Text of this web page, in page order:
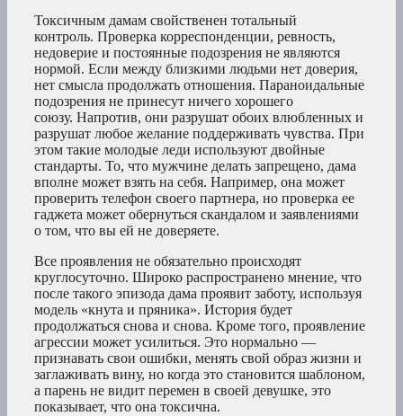
Токсичным дамам свойственен тотальный
контроль. Проверка корреспонденции, ревность,
недоверие и постоянные подозрения не являются
нормой. Если между близкими людьми нет доверия,
нет смысла продолжать отношения. Параноидальные
подозрения не принесут ничего хорошего
союзу. Напротив, они разрушат обоих влюбленных и
разрушат любое желание поддерживать чувства. При
этом такие молодые леди используют двойные
стандарты. То, что мужчине делать запрещено, дама
вполне может взять на себя. Например, она может
проверить телефон своего партнера, но проверка ее
гаджета может обернуться скандалом и заявлениями
о том, что вы ей не доверяете.
Все проявления не обязательно происходят
круглосуточно. Широко распространено мнение, что
после такого эпизода дама проявит заботу, используя
модель «кнута и пряника». История будет
продолжаться снова и снова. Кроме того, проявление
агрессии может усилиться. Это нормально —
признавать свои ошибки, менять свой образ жизни и
заглаживать вину, но когда это становится шаблоном,
а парень не видит перемен в своей девушке, это
показывает, что она токсична.